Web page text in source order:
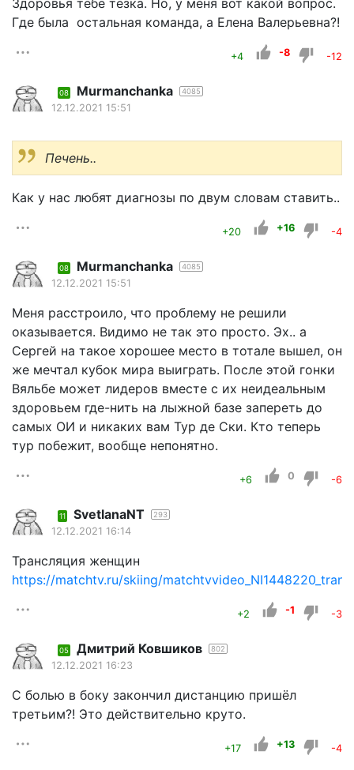
Где была остальная команда, а Елена Валерьевна?!
+4 -8 -12
08 Murmanchanka 4085
12.12.2021 15:51
Печень..
Как у нас любят диагнозы по двум словам ставить..
+20 +16 -4
08 Murmanchanka 4085
12.12.2021 15:51
Меня расстроило, что проблему не решили
оказывается. Видимо не так это просто. Эх.. а
Сергей на такое хорошее место в тотале вышел, он
же мечтал кубок мира выиграть. После этой гонки
Вяльбе может лидеров вместе с их неидеальным
здоровьем где-нить на лыжной базе запереть до
самых ОИ и никаких вам Тур де Ски. Кто теперь
тур побежит, вообще непонятно.
+6 0 -6
11 SvetlanaNT 293
12.12.2021 16:14
Трансляция женщин
https://matchtv.ru/skiing/
+2 -1 -3
05 Дмитрий Ковшиков 802
12.12.2021 16:23
С болью в боку закончил дистанцию пришёл
третьим?! Это действительно круто.
+17 +13 -4